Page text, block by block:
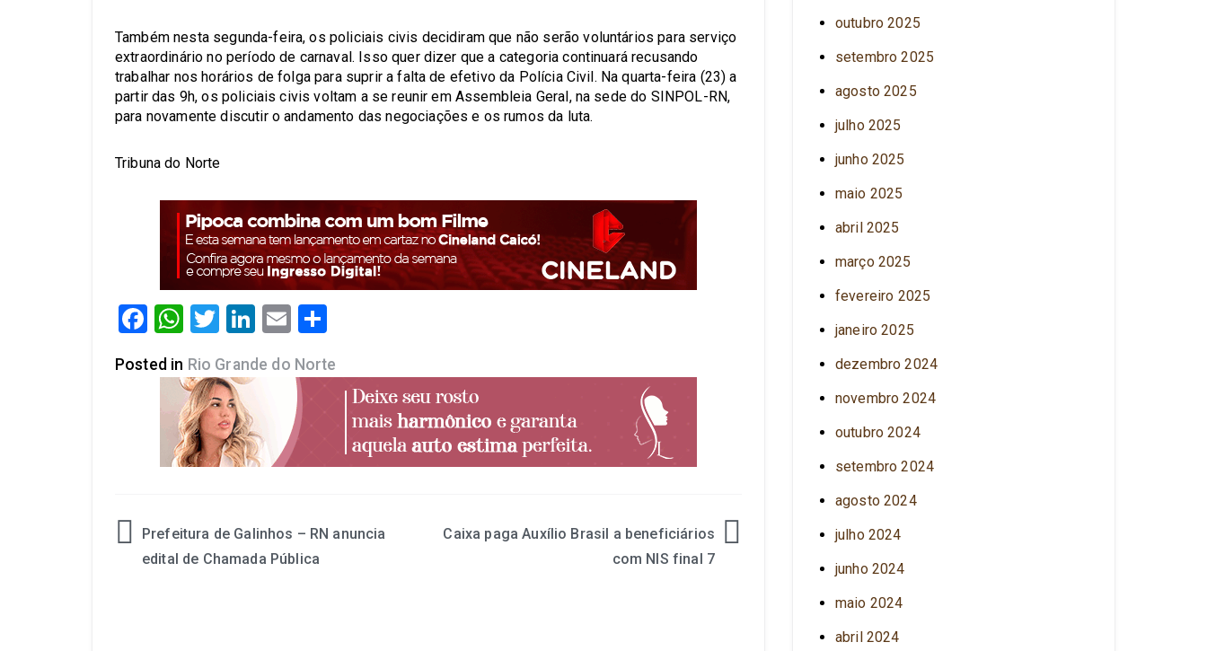
Também nesta segunda-feira, os policiais civis decidiram que não serão voluntários para serviço
extraordinário no período de carnaval. Isso quer dizer que a categoria continuará recusando
trabalhar nos horários de folga para suprir a falta de efetivo da Polícia Civil. Na quarta-feira (23) a
partir das 9h, os policiais civis voltam a se reunir em Assembleia Geral, na sede do SINPOL-RN,
para novamente discutir o andamento das negociações e os rumos da luta.
Tribuna do Norte
Facebook
WhatsApp
Twitter
LinkedIn
Email
Posted in Rio Grande do Norte
Prefeitura de Galinhos – RN anuncia
edital de Chamada Pública
Caixa paga Auxílio Brasil a beneficiários
com NIS final 7
outubro 2025
setembro 2025
agosto 2025
julho 2025
junho 2025
maio 2025
abril 2025
março 2025
fevereiro 2025
janeiro 2025
dezembro 2024
novembro 2024
outubro 2024
setembro 2024
agosto 2024
julho 2024
junho 2024
maio 2024
abril 2024